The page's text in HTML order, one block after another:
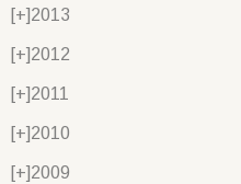
[+]2013
[+]2012
[+]2011
[+]2010
[+]2009